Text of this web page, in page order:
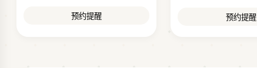
预约提醒 预约提醒